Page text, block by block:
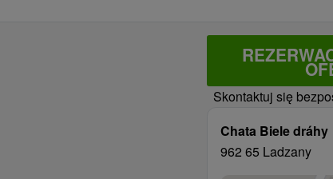
Skontaktuj się
Chata Biele dráhy
962 65 Ladzany